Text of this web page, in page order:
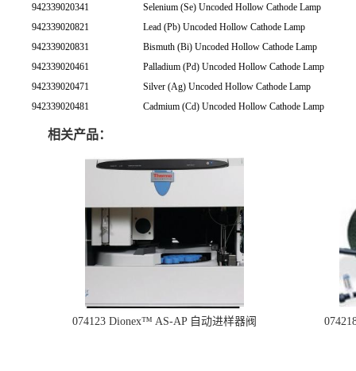
942339020341
Selenium (Se) Uncoded Hollow Cathode Lamp
942339020821
Lead (Pb) Uncoded Hollow Cathode Lamp
942339020831
Bismuth (Bi) Uncoded Hollow Cathode Lamp
942339020461
Palladium (Pd) Uncoded Hollow Cathode Lamp
942339020471
Silver (Ag) Uncoded Hollow Cathode Lamp
942339020481
Cadmium (Cd) Uncoded Hollow Cathode Lamp
相关产品：
074123 Dionex™ AS-AP 自动进样器阀